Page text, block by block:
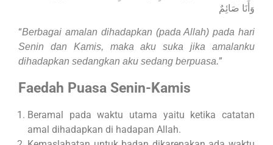
وَأَنَا صَائِمٌ
“Berbagai amalan dihadapkan (pada Allah) pada hari
Senin dan Kamis, maka aku suka jika amalanku
dihadapkan sedangkan aku sedang berpuasa.”
Faedah Puasa Senin-Kamis
Beramal pada waktu utama yaitu ketika catatan
amal dihadapkan di hadapan Allah.